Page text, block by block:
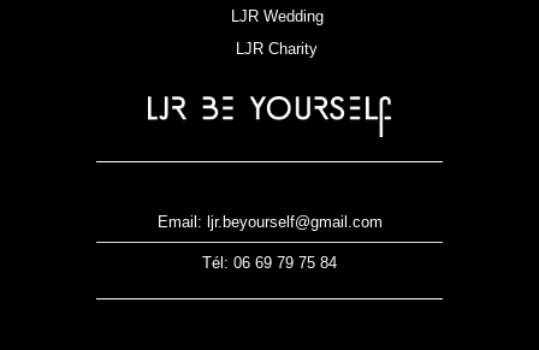
LJR Wedding
LJR Charity
Email: ljr.beyourself@gmail.com
Tél: 06 69 79 75 84